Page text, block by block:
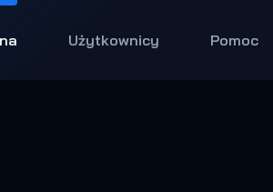
Użytkownicy Pomoc